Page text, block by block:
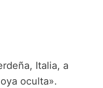
Italia, a
oculta».